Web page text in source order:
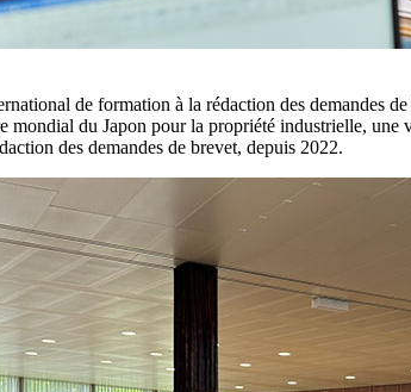
de formation à la rédaction des demandes
mondial du Japon pour la propriété industrielle,
des demandes de brevet, depuis 2022.